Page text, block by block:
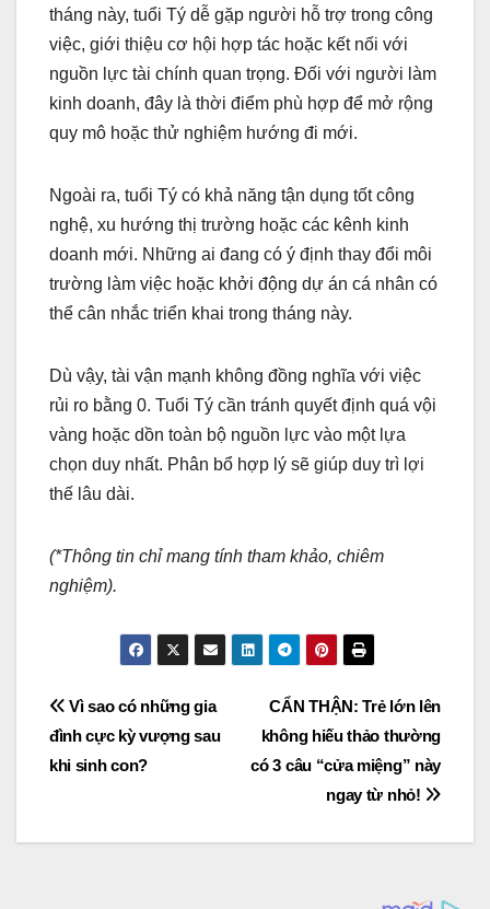
tháng này, tuổi Tý dễ gặp người hỗ trợ trong công
việc, giới thiệu cơ hội hợp tác hoặc kết nối với
nguồn lực tài chính quan trọng. Đối với người làm
kinh doanh, đây là thời điểm phù hợp để mở rộng
quy mô hoặc thử nghiệm hướng đi mới.
Ngoài ra, tuổi Tý có khả năng tận dụng tốt công
nghệ, xu hướng thị trường hoặc các kênh kinh
doanh mới. Những ai đang có ý định thay đổi môi
trường làm việc hoặc khởi động dự án cá nhân có
thể cân nhắc triển khai trong tháng này.
Dù vậy, tài vận mạnh không đồng nghĩa với việc
rủi ro bằng 0. Tuổi Tý cần tránh quyết định quá vội
vàng hoặc dồn toàn bộ nguồn lực vào một lựa
chọn duy nhất. Phân bổ hợp lý sẽ giúp duy trì lợi
thế lâu dài.
(*Thông tin chỉ mang tính tham khảo, chiêm
nghiệm).
Post
navigation
CẨN THẬN: Trẻ lớn lên
không hiếu thảo thường
có 3 câu “cửa miệng” này
ngay từ nhỏ!
Vì sao có những gia
đình cực kỳ vượng sau
khi sinh con?